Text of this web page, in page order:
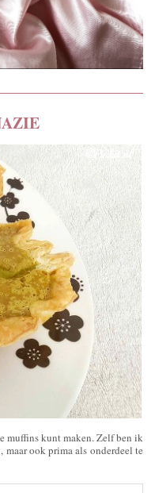
muffins kunt maken. Zelf ben ik
ook prima als onderdeel te